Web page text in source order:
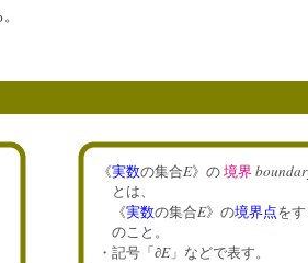
《実数の集合E》の 境界
とは、
《実数の集合E》の境界点を
のこと。
・記号「∂E」 などで表す。